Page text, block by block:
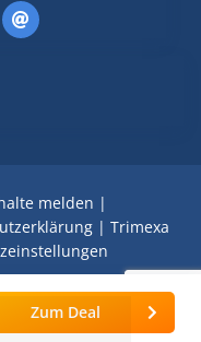
Zum Deal
melden |
| Trimexa
mit Doktortitel -